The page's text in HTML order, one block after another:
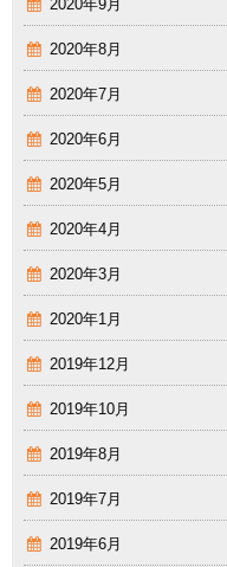
2020年9月
2020年8月
2020年7月
2020年6月
2020年5月
2020年4月
2020年3月
2020年1月
2019年12月
2019年10月
2019年8月
2019年7月
2019年6月